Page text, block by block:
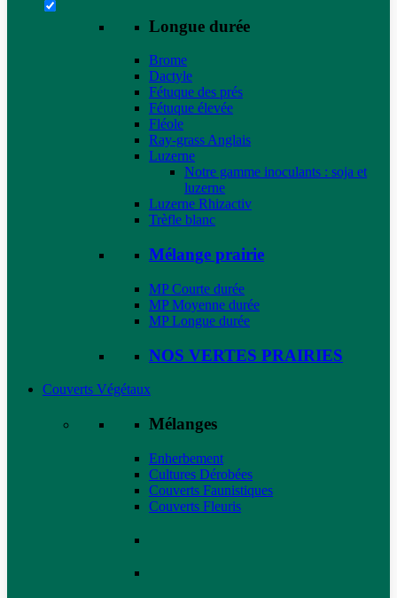
Longue durée
Brome
Dactyle
Fétuque des prés
Fétuque élevée
Fléole
Ray-grass Anglais
Luzerne
Notre gamme inoculants : soja et
luzerne
Luzerne Rhizactiv
Trèfle blanc
Mélange prairie
MP Courte durée
MP Moyenne durée
MP Longue durée
NOS VERTES PRAIRIES
Couverts Végétaux
Mélanges
Enherbement
Cultures Dérobées
Couverts Faunistiques
Couverts Fleuris